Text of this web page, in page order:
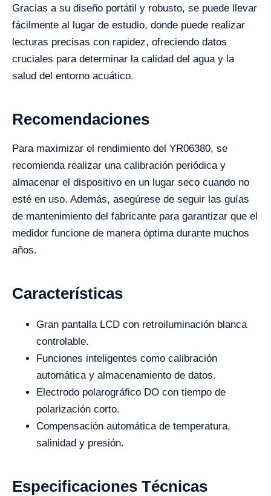
Gracias a su diseño portátil y robusto, se puede llevar
fácilmente al lugar de estudio, donde puede realizar
lecturas precisas con rapidez, ofreciendo datos
cruciales para determinar la calidad del agua y la
salud del entorno acuático.
Recomendaciones
Para maximizar el rendimiento del YR06380, se
recomienda realizar una calibración periódica y
almacenar el dispositivo en un lugar seco cuando no
esté en uso. Además, asegúrese de seguir las guías
de mantenimiento del fabricante para garantizar que el
medidor funcione de manera óptima durante muchos
años.
Características
Gran pantalla LCD con retroiluminación blanca
controlable.
Funciones inteligentes como calibración
automática y almacenamiento de datos.
Electrodo polarográfico DO con tiempo de
polarización corto.
Compensación automática de temperatura,
salinidad y presión.
Especificaciones Técnicas